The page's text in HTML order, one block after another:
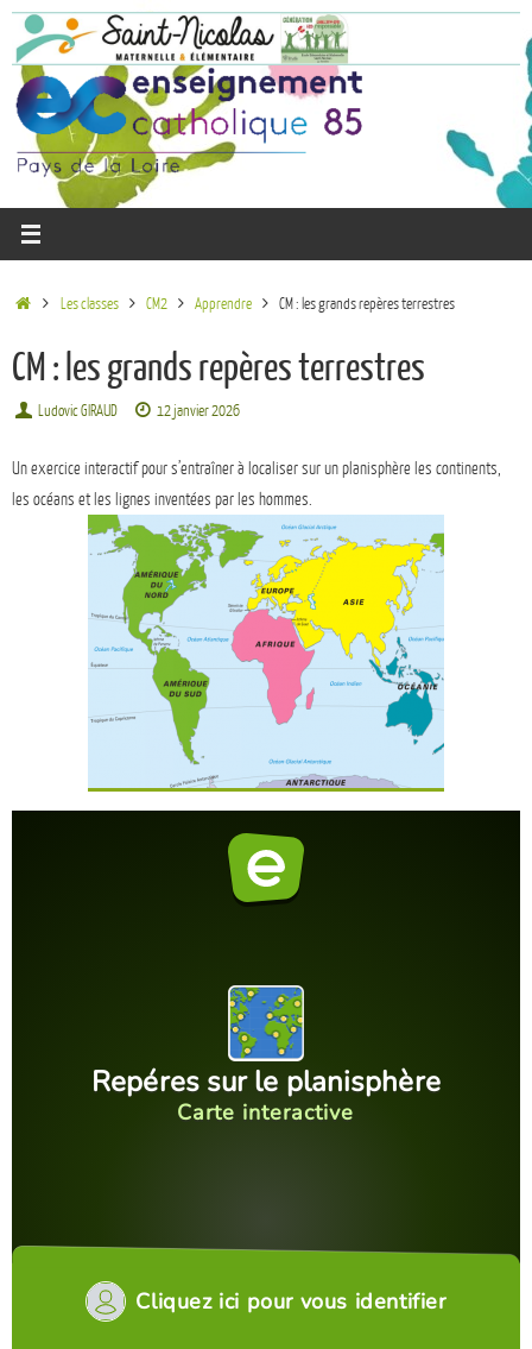
Les classes CM2 Apprendre CM : les grands repères terrestres
CM : les grands repères terrestres
Ludovic GIRAUD 12 janvier 2026
Un exercice interactif pour s’entraîner à localiser sur un planisphère les continents,
les océans et les lignes inventées par les hommes.